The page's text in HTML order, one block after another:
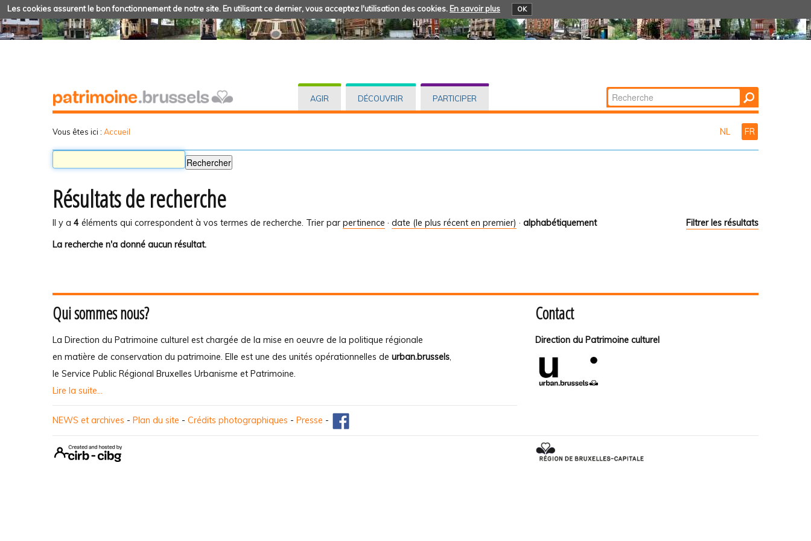
Les cookies assurent le bon fonctionnement de notre site. En utilisant ce dernier, vous acceptez l'utilisation des cookies. En savoir plus OK
AGIR DÉCOUVRIR PARTICIPER Chercher par
Recherche
Vous êtes ici : Accueil NL FR
Résultats de recherche
Il y a 4 éléments qui correspondent à vos termes de recherche. Filtrer les résultats
Trier par pertinence · date (le plus récent en premier) · alphabétiquement
La recherche n'a donné aucun résultat.
Qui sommes nous?
La Direction du Patrimoine culturel est chargée de la mise en oeuvre de la politique régionale
en matière de conservation du patrimoine. Elle est une des unités opérationnelles de urban.brussels,
le Service Public Régional Bruxelles Urbanisme et Patrimoine.
Lire la suite...
Contact
Direction du Patrimoine culturel
NEWS et archives - Plan du site - Crédits photographiques - Presse -